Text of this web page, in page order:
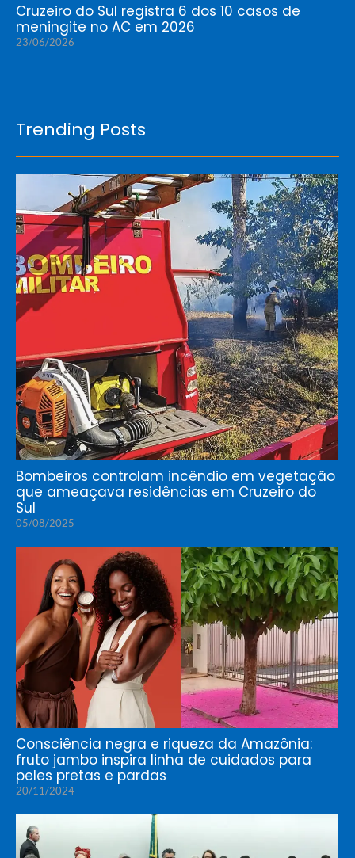
Cruzeiro do Sul registra 6 dos 10 casos de
meningite no AC em 2026
23/06/2026
Trending Posts
Bombeiros controlam incêndio em vegetação
que ameaçava residências em Cruzeiro do
Sul
05/08/2025
Consciência negra e riqueza da Amazônia:
fruto jambo inspira linha de cuidados para
peles pretas e pardas
20/11/2024